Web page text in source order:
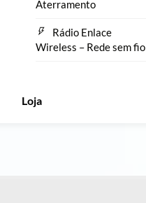
Aterramento
Rádio Enlace
Wireless – Rede sem fio
Loja